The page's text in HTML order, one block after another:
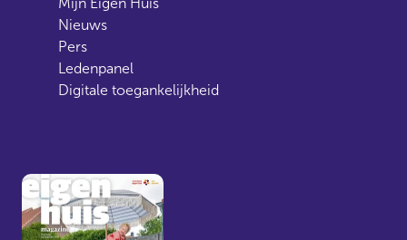
Nieuws
Pers
Ledenpanel
Digitale toegankelijkheid